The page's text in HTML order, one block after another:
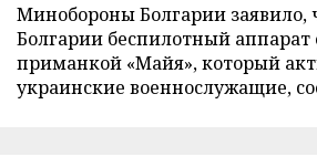
Минобороны Болгарии заявило,
Болгарии беспилотный аппарат
приманкой «Майя», который
украинские военнослужащие,